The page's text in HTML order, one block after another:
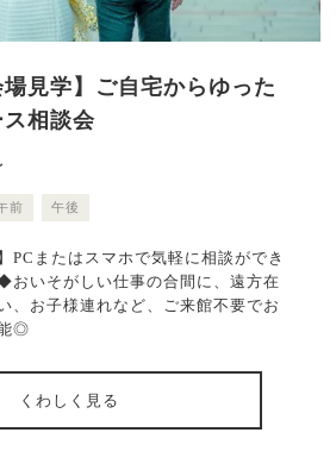
場見学】ご自宅からゆった
相談会
前 午後
PCまたはスマホで気軽に相談ができ
おいそがしい仕事の合間に、遠方在
、お子様連れなど、ご来館不要でお
◎
くわしく見る